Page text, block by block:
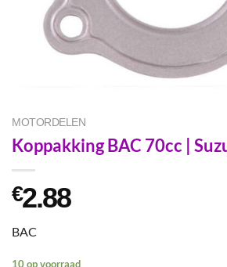
MOTORDELEN
Koppakking BAC 70cc |
€2.88
BAC
10 op voorraad